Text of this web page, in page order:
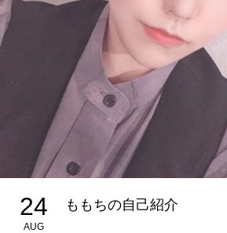
24
AUG
ももちの自己紹介